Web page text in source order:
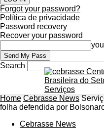
Forgot your password?
Política de privacidade
Password recovery
Recover your password
Search
Home Cebrasse News
folha defendida por
Cebrasse News